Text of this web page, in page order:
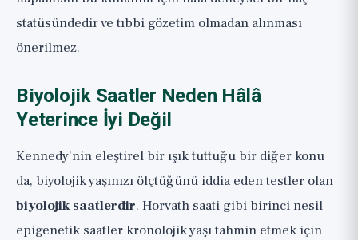
statüsündedir ve tıbbi gözetim olmadan alınması
önerilmez.
Biyolojik Saatler Neden Hâlâ
Yeterince İyi Değil
Kennedy'nin eleştirel bir ışık tuttuğu bir diğer konu
da, biyolojik yaşınızı ölçtüğünü iddia eden testler olan
biyolojik saatlerdir. Horvath saati gibi birinci nesil
epigenetik saatler kronolojik yaşı tahmin etmek için